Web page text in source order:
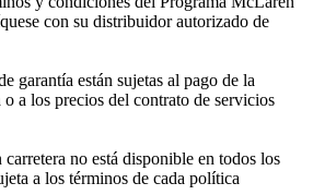
con su distribuidor autorizado de
garantía están sujetas al pago de la
o a los precios del contrato de servicios
no está disponible en todos los
a los términos de cada política